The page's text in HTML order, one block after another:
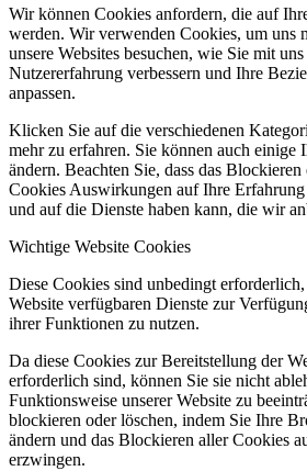
Wir können Cookies anfordern, die auf
werden. Wir verwenden Cookies, um uns
unsere Websites besuchen, wie Sie mit
Nutzererfahrung verbessern und Ihre
anpassen.
Klicken Sie auf die verschiedenen
mehr zu erfahren. Sie können auch einige
ändern. Beachten Sie, dass das
Cookies Auswirkungen auf Ihre Erfahrung
und auf die Dienste haben kann, die wir
Wichtige Website Cookies
Diese Cookies sind unbedingt
Website verfügbaren Dienste zur
ihrer Funktionen zu nutzen.
Da diese Cookies zur Bereitstellung der
erforderlich sind, können Sie sie nicht
Funktionsweise unserer Website zu
blockieren oder löschen, indem Sie Ihre
ändern und das Blockieren aller Cookies
erzwingen.